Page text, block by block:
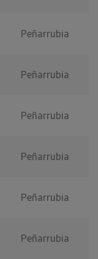
Peñarrubia
Peñarrubia
Peñarrubia
Peñarrubia
Peñarrubia
Peñarrubia